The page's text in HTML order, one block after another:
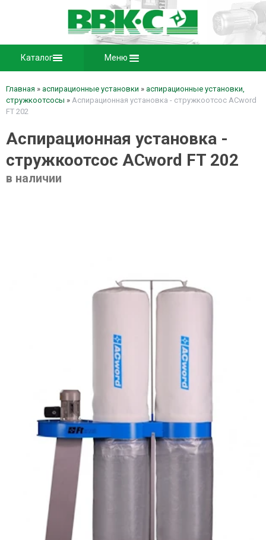
Каталог Меню
Главная » аспирационные установки » аспирационные установки,
стружкоотсосы » Аспирационная установка - стружкоотсос ACword
FT 202
Аспирационная установка -
стружкоотсос ACword FT 202
в наличии